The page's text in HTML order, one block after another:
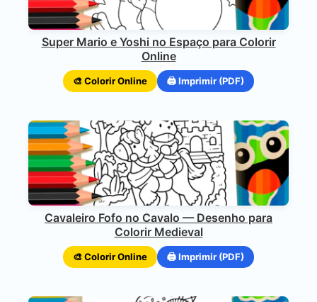
Super Mario e Yoshi no Espaço para Colorir
Online
🎨 Colorir Online 🖨️ Imprimir (PDF)
Cavaleiro Fofo no Cavalo — Desenho para
Colorir Medieval
🎨 Colorir Online 🖨️ Imprimir (PDF)